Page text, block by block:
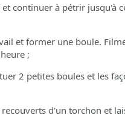
continuer à pétrir jusqu'à
et former une boule.
;
2 petites boules et les
d'un torchon et